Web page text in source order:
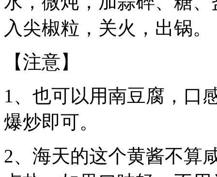
入尖椒粒，关火，出锅。
【注意】
1、也可以用南豆腐，口
爆炒即可。
2、海天的这个黄酱不算